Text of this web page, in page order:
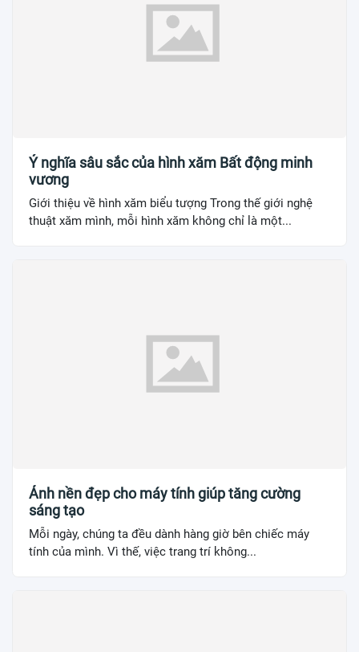
Ý nghĩa sâu sắc của hình xăm Bất động minh
vương
Giới thiệu về hình xăm biểu tượng Trong thế giới nghệ
thuật xăm mình, mỗi hình xăm không chỉ là một...
Ảnh nền đẹp cho máy tính giúp tăng cường
sáng tạo
Mỗi ngày, chúng ta đều dành hàng giờ bên chiếc máy
tính của mình. Vì thế, việc trang trí không...